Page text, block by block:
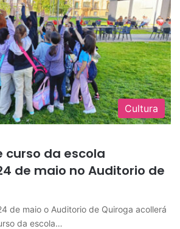
Cultura
curso da escola
de maio no Auditorio de
de maio o Auditorio de Quiroga acollerá
da escola…